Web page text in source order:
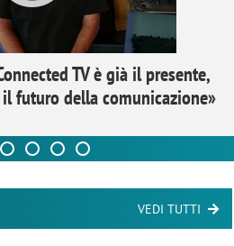
TV è già il presente,
futuro della comunicazione»
VEDI TUTTI